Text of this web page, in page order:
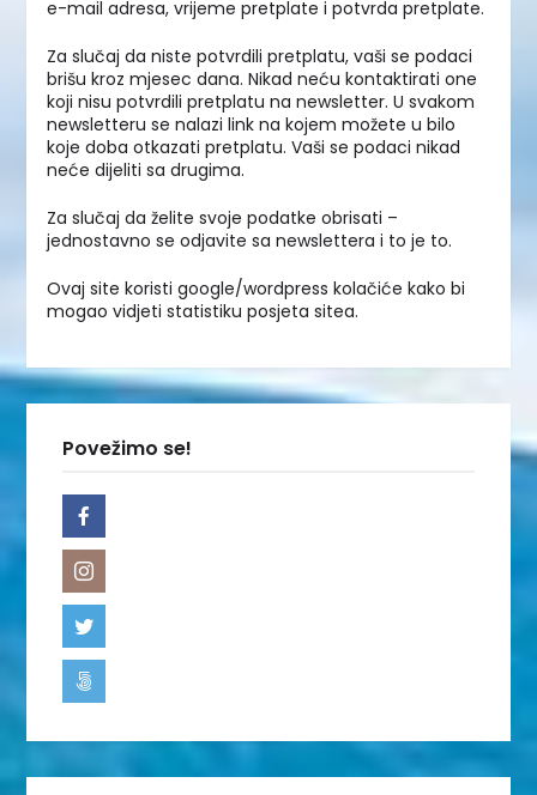
e-mail adresa, vrijeme pretplate i potvrda pretplate.
Za slučaj da niste potvrdili pretplatu, vaši se podaci
brišu kroz mjesec dana. Nikad neću kontaktirati one
koji nisu potvrdili pretplatu na newsletter. U svakom
newsletteru se nalazi link na kojem možete u bilo
koje doba otkazati pretplatu. Vaši se podaci nikad
neće dijeliti sa drugima.
Za slučaj da želite svoje podatke obrisati –
jednostavno se odjavite sa newslettera i to je to.
Ovaj site koristi google/wordpress kolačiće kako bi
mogao vidjeti statistiku posjeta sitea.
Povežimo se!